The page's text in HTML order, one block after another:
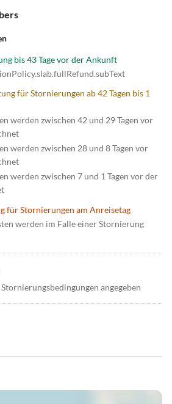
bis 43 Tage vor der Ankunft
für Stornierungen ab 42 Tagen bis 1
werden zwischen 42 und 29 Tagen vor
werden zwischen 28 und 8 Tagen vor
werden zwischen 7 und 1 Tagen vor der
für Stornierungen am Anreisetag
werden im Falle einer Stornierung
angegeben